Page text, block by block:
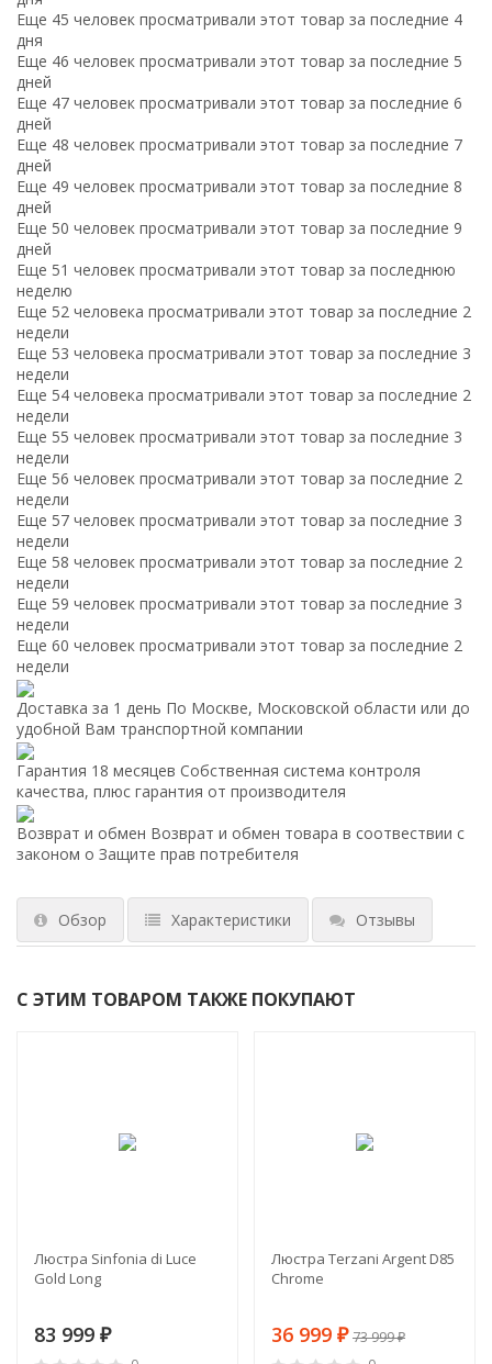
Еще 45 человек просматривали этот товар за последние 4
дня
Еще 46 человек просматривали этот товар за последние 5
дней
Еще 47 человек просматривали этот товар за последние 6
дней
Еще 48 человек просматривали этот товар за последние 7
дней
Еще 49 человек просматривали этот товар за последние 8
дней
Еще 50 человек просматривали этот товар за последние 9
дней
Еще 51 человек просматривали этот товар за последнюю
неделю
Еще 52 человека просматривали этот товар за последние 2
недели
Еще 53 человека просматривали этот товар за последние 3
недели
Еще 54 человека просматривали этот товар за последние 2
недели
Еще 55 человек просматривали этот товар за последние 3
недели
Еще 56 человек просматривали этот товар за последние 2
недели
Еще 57 человек просматривали этот товар за последние 3
недели
Еще 58 человек просматривали этот товар за последние 2
недели
Еще 59 человек просматривали этот товар за последние 3
недели
Еще 60 человек просматривали этот товар за последние 2
недели
Доставка за 1 день По Москве, Московской области или до
удобной Вам транспортной компании
Гарантия 18 месяцев Собственная система контроля
качества, плюс гарантия от производителя
Возврат и обмен Возврат и обмен товара в соотвествии с
законом о Защите прав потребителя
Обзор Характеристики Отзывы
С ЭТИМ ТОВАРОМ ТАКЖЕ ПОКУПАЮТ
Люстра Sinfonia di Luce
Gold Long
83 999 ₽
Люстра Terzani Argent D85
Chrome
36 999 ₽ 73 999₽